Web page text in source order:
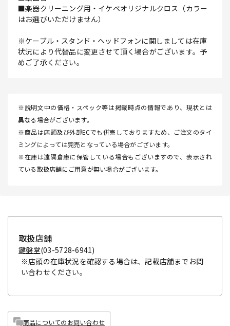
■楽器クリーニング用・イケベオリジナルクロス（カラー
はお選びいただけません）
※ケーブル・スタンド・ヘッドフォンに関しましては在庫
状況により代替品に変更させて頂く場合がございます。予
めご了承ください。
※説明文中の価格・スペック等は掲載時点の情報であり、現状とは
異なる場合がございます。
※商品は店頭及び外部ECでも併売しておりますため、ご注文のタイ
ミングによっては完売となっている場合がございます。
※在庫は遠隔倉庫に保管している場合もございますので、表示され
ている取扱店舗にご用意が無い場合がございます。
取扱店舗
鍵盤堂(03-5728-6941)
※店頭の在庫状況を確認する場合は、記載店舗までお問
い合わせください。
商品についてのお問い合わせ